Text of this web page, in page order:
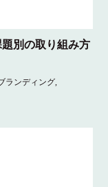
別の取り組み方
ランディング,